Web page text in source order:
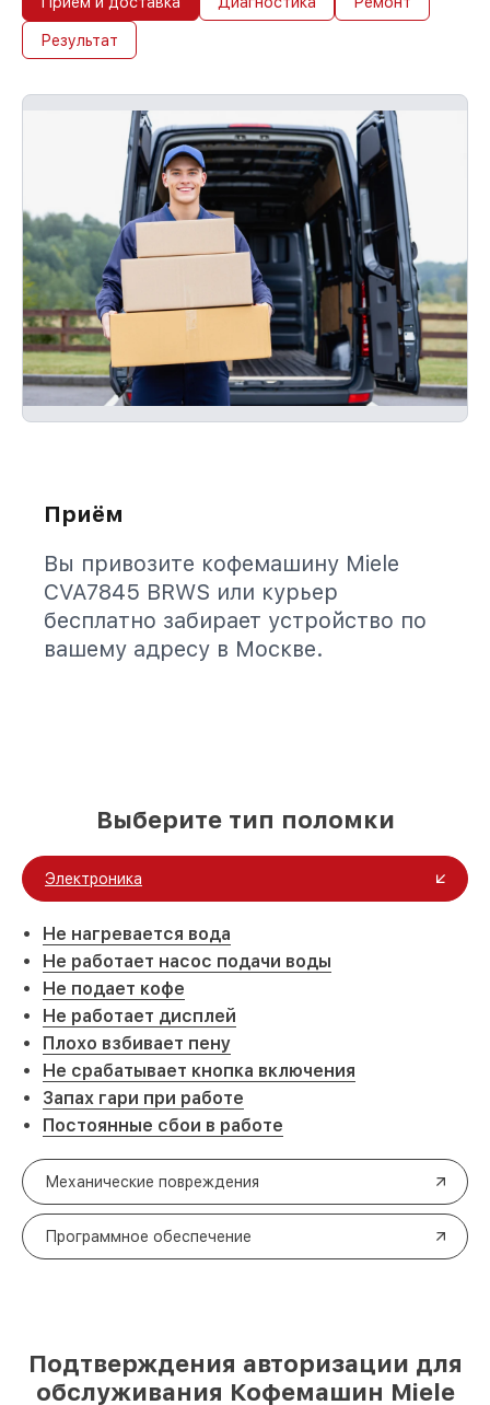
Результат
Приём
Вы привозите кофемашину Miele
CVA7845 BRWS или курьер
бесплатно забирает устройство по
вашему адресу в Москве.
Выберите тип поломки
Электроника
Не нагревается вода
Не работает насос подачи воды
Не подает кофе
Не работает дисплей
Плохо взбивает пену
Не срабатывает кнопка включения
Запах гари при работе
Постоянные сбои в работе
Механические повреждения
Программное обеспечение
Подтверждения авторизации для
обслуживания Кофемашин Miele